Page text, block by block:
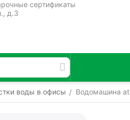
сертификаты
д.3
воды в офисы / Водомашина